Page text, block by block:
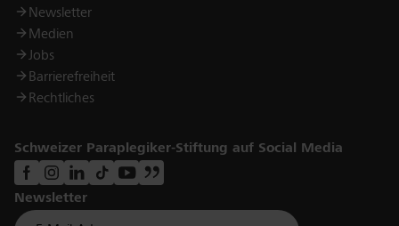
Newsletter
Medien
Jobs
Barrierefreiheit
Rechtliches
Schweizer Paraplegiker-Stiftung auf Social Media
Newsletter